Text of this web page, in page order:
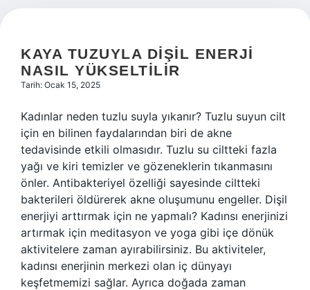
KAYA TUZUYLA DIŞIL ENERJI
NASIL YÜKSELTILIR
Tarih: Ocak 15, 2025
Kadınlar neden tuzlu suyla yıkanır? Tuzlu suyun cilt
için en bilinen faydalarından biri de akne
tedavisinde etkili olmasıdır. Tuzlu su ciltteki fazla
yağı ve kiri temizler ve gözeneklerin tıkanmasını
önler. Antibakteriyel özelliği sayesinde ciltteki
bakterileri öldürerek akne oluşumunu engeller. Dişil
enerjiyi arttırmak için ne yapmalı? Kadınsı enerjinizi
artırmak için meditasyon ve yoga gibi içe dönük
aktivitelere zaman ayırabilirsiniz. Bu aktiviteler,
kadınsı enerjinin merkezi olan iç dünyayı
keşfetmemizi sağlar. Ayrıca doğada zaman